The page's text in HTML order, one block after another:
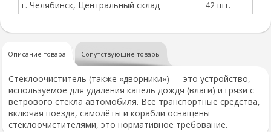
г. Челябинск, Центральный склад
42 шт.
Описание товара Сопутствующие товары
Стеклоочиститель (также «дворники») — это устройство,
используемое для удаления капель дождя (влаги) и грязи с
ветрового стекла автомобиля. Все транспортные средства,
включая поезда, самолёты и корабли оснащены
стеклоочистителями, это нормативное требование.